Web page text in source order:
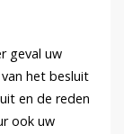
geval uw
het besluit
en de reden
ook uw